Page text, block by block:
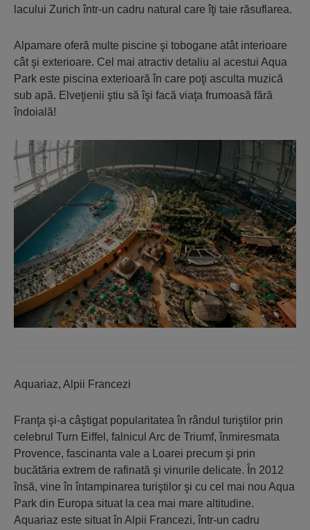
lacului Zurich într-un cadru natural care îţi taie răsuflarea.
Alpamare oferă multe piscine şi tobogane atât interioare
cât şi exterioare. Cel mai atractiv detaliu al acestui Aqua
Park este piscina exterioară în care poţi asculta muzică
sub apă. Elveţienii ştiu să îşi facă viaţa frumoasă fără
îndoială!
Aquariaz, Alpii Francezi
Franţa şi-a câştigat popularitatea în rândul turiştilor prin
celebrul Turn Eiffel, falnicul Arc de Triumf, înmiresmata
Provence, fascinanta vale a Loarei precum şi prin
bucătăria extrem de rafinată şi vinurile delicate. În 2012
însă, vine în întampinarea turiştilor şi cu cel mai nou Aqua
Park din Europa situat la cea mai mare altitudine.
Aquariaz este situat în Alpii Francezi, într-un cadru